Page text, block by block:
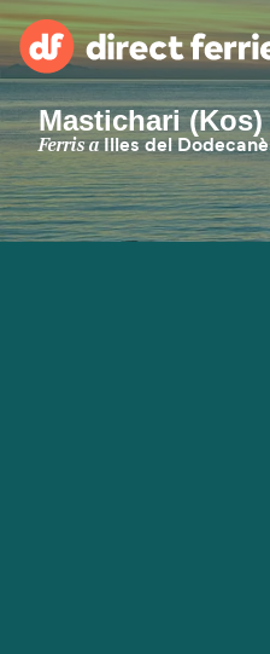
Països
Bitllets de Ferry
Mastichari
Ferris aIlles del